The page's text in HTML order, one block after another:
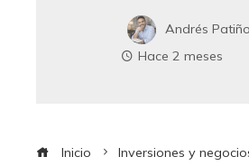
Andrés Patiño
Hace 2 meses
Inicio
Inversiones y